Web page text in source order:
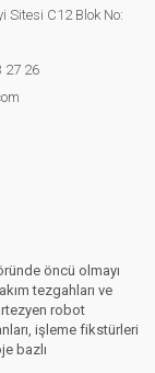
Sitesi C12 Blok No:
27 26
öncü olmayı
tezgahları ve
robot
işleme fikstürleri
bazlı